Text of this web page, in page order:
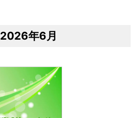
2026年6月